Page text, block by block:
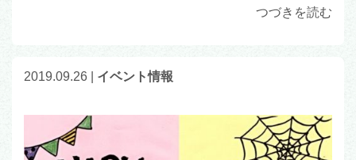
つづきを読む
2019.09.26 イベント情報